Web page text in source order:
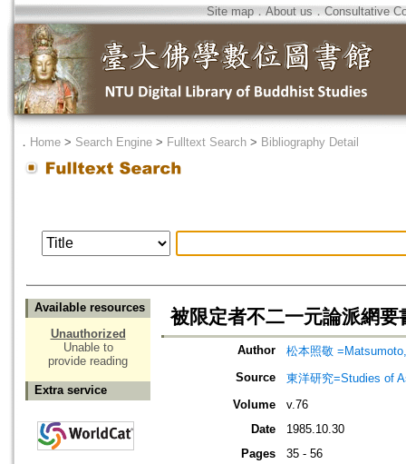
Site map．About us ． Consultative
． Home > Search Engine > Fulltext Search > Bibliography Detail
Available resources
Unauthorized
Unable to
provide reading
Extra service
被限定者不二一元論派網
Author
松本照敬
Source
東洋研究=Studies of
Volume
v.76
Date
1985.10.30
Pages
35 - 56